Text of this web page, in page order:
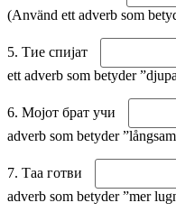
(Använd ett adverb som
5. Тие спијат
ett adverb som betyder
6. Мојот брат учи
adverb som betyder
7. Таа готви
adverb som betyder ”mer